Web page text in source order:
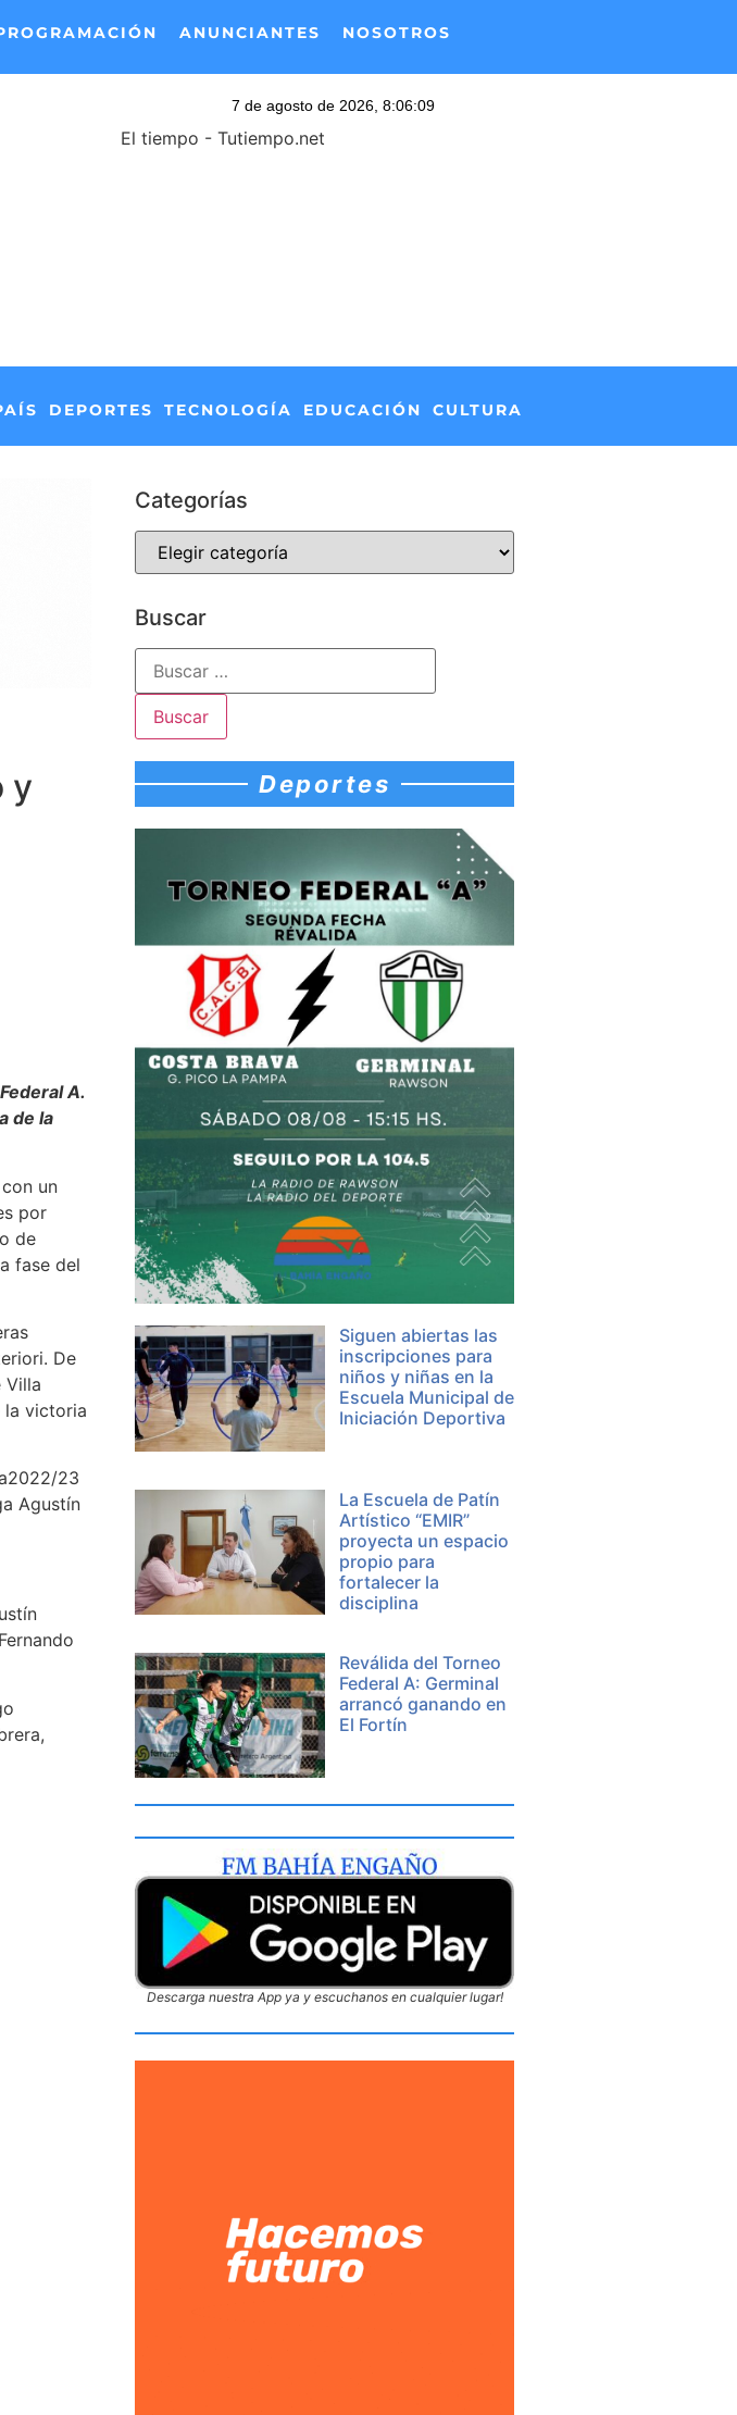
ANUNCIANTES NOSOTROS
El tiempo - Tutiempo.net
DEPORTES TECNOLOGÍA EDUCACIÓN CULTURA
y
A.
de la
un
por
de
fase del
De
Villa
la victoria
23
Agustín
Categorías
Buscar
Deportes
Siguen abiertas las
inscripciones para
niños y niñas en la
Escuela Municipal de
Iniciación Deportiva
La Escuela de Patín
Artístico “EMIR”
proyecta un espacio
propio para
fortalecer la
disciplina
Reválida del Torneo
Federal A: Germinal
arrancó ganando en
El Fortín
Descarga nuestra App ya y escuchanos en cualquier lugar!